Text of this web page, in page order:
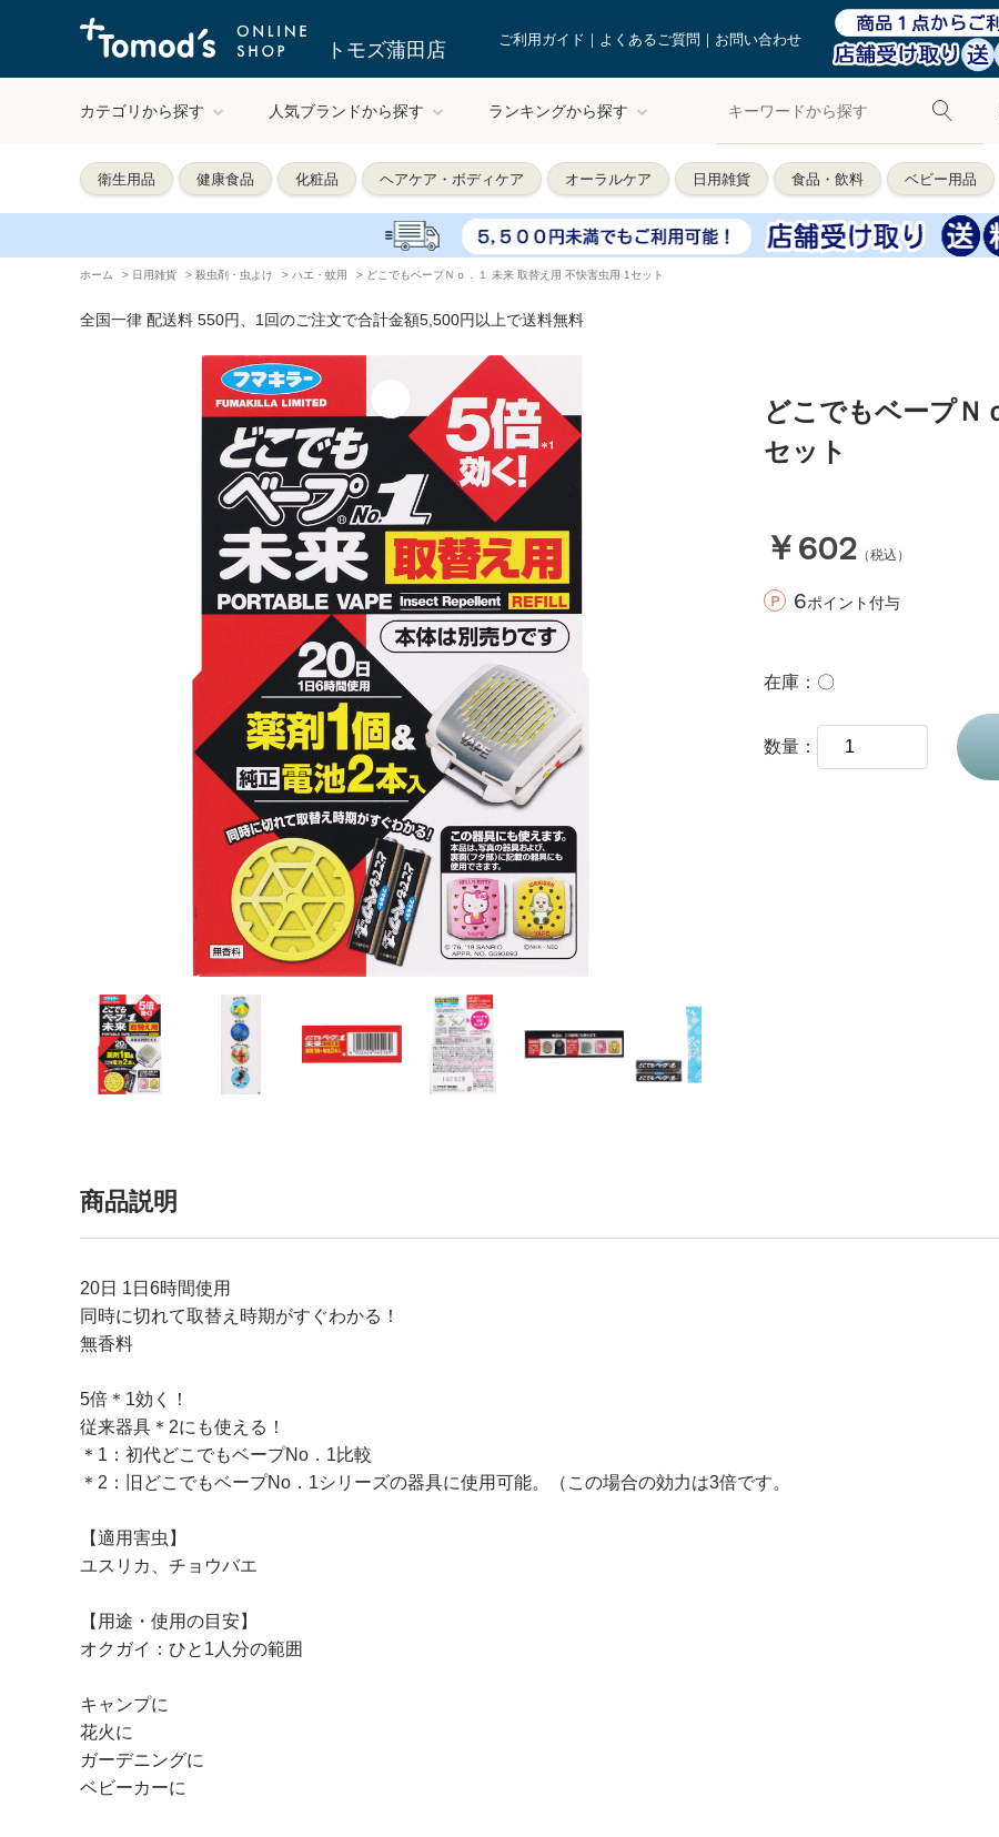
トモズ蒲田店 ご利用ガイド よくあるご質問 お問い合わせ
カテゴリから探す 人気ブランドから探す ランキングから探す
衛生用品 健康食品 化粧品 ヘアケア・ボディケア オーラルケア 日用雑貨 食品・飲料 ベビー用品
ホーム > 日用雑貨 > 殺虫剤・虫よけ > ハエ・蚊用 > どこでもベープＮｏ．１ 未来 取替え用 不快害虫用 1セット
全国一律 配送料 550円、1回のご注文で合計金額5,500円以上で送料無料
どこでもベープＮ
セット
￥602 （税込）
6ポイント付与
在庫 〇
数量
商品説明
20日 1日6時間使用
同時に切れて取替え時期がすぐわかる！
無香料
5倍＊1効く！
従来器具＊2にも使える！
＊1：初代どこでもベープNo．1比較
＊2：旧どこでもベープNo．1シリーズの器具に使用可能。（この場合の効力は3倍です。
【適用害虫】
ユスリカ、チョウバエ
【用途・使用の目安】
オクガイ：ひと1人分の範囲
キャンプに
花火に
ガーデニングに
ベビーカーに